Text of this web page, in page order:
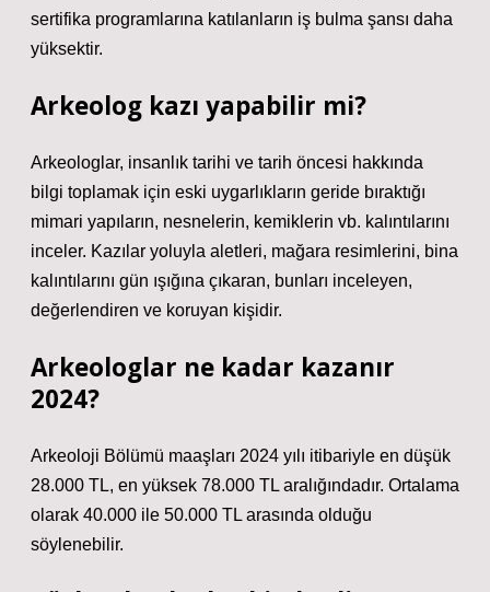
sertifika programlarına katılanların iş bulma şansı daha
yüksektir.
Arkeolog kazı yapabilir mi?
Arkeologlar, insanlık tarihi ve tarih öncesi hakkında
bilgi toplamak için eski uygarlıkların geride bıraktığı
mimari yapıların, nesnelerin, kemiklerin vb. kalıntılarını
inceler. Kazılar yoluyla aletleri, mağara resimlerini, bina
kalıntılarını gün ışığına çıkaran, bunları inceleyen,
değerlendiren ve koruyan kişidir.
Arkeologlar ne kadar kazanır
2024?
Arkeoloji Bölümü maaşları 2024 yılı itibariyle en düşük
28.000 TL, en yüksek 78.000 TL aralığındadır. Ortalama
olarak 40.000 ile 50.000 TL arasında olduğu
söylenebilir.